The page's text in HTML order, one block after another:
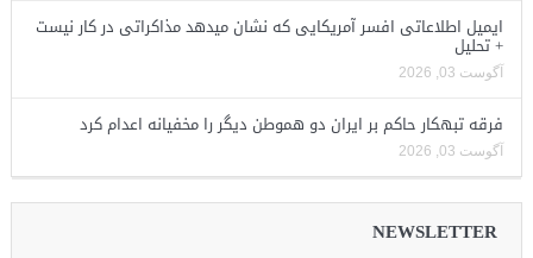
ایمیل اطلاعاتی افسر آمریکایی که نشان میدهد مذاکراتی در کار نیست
+ تحلیل
آگوست 03, 2026
فرقه تبهکار حاکم بر ایران دو هموطن دیگر را مخفیانه اعدام کرد
آگوست 03, 2026
NEWSLETTER